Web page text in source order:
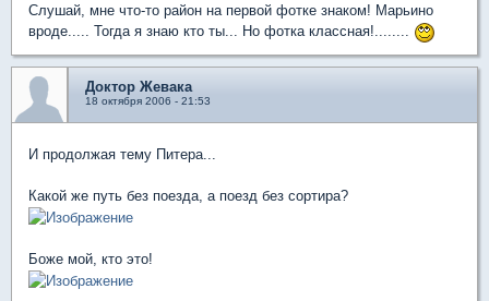
Слушай, мне что-то район на первой фотке знаком! Марьино
вроде..... Тогда я знаю кто ты... Но фотка классная!........
Доктор Жевака
18 октября 2006 - 21:53
И продолжая тему Питера...
Какой же путь без поезда, а поезд без сортира?
Боже мой, кто это!